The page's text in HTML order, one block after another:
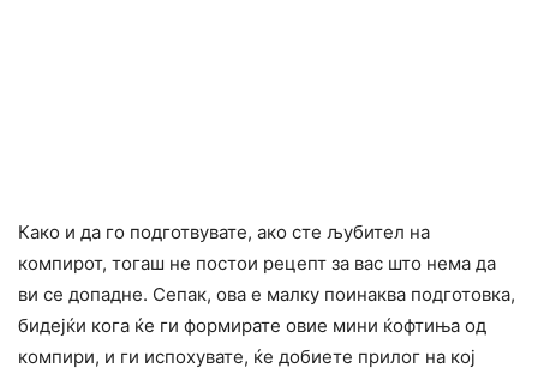
Како и да го подготвувате, ако сте љубител на
компирот, тогаш не постои рецепт за вас што нема да
ви се допадне. Сепак, ова е малку поинаква подготовка,
бидејќи кога ќе ги формирате овие мини ќофтиња од
компири, и ги испохувате, ќе добиете прилог на кој